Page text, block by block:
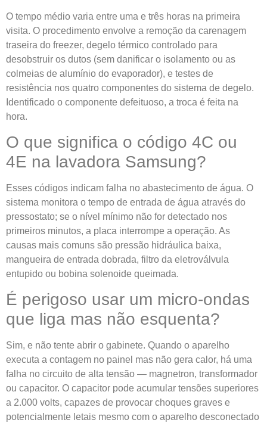
O tempo médio varia entre uma e três horas na primeira
visita. O procedimento envolve a remoção da carenagem
traseira do freezer, degelo térmico controlado para
desobstruir os dutos (sem danificar o isolamento ou as
colmeias de alumínio do evaporador), e testes de
resistência nos quatro componentes do sistema de degelo.
Identificado o componente defeituoso, a troca é feita na
hora.
O que significa o código 4C ou
4E na lavadora Samsung?
Esses códigos indicam falha no abastecimento de água. O
sistema monitora o tempo de entrada de água através do
pressostato; se o nível mínimo não for detectado nos
primeiros minutos, a placa interrompe a operação. As
causas mais comuns são pressão hidráulica baixa,
mangueira de entrada dobrada, filtro da eletroválvula
entupido ou bobina solenoide queimada.
É perigoso usar um micro-ondas
que liga mas não esquenta?
Sim, e não tente abrir o gabinete. Quando o aparelho
executa a contagem no painel mas não gera calor, há uma
falha no circuito de alta tensão — magnetron, transformador
ou capacitor. O capacitor pode acumular tensões superiores
a 2.000 volts, capazes de provocar choques graves e
potencialmente letais mesmo com o aparelho desconectado